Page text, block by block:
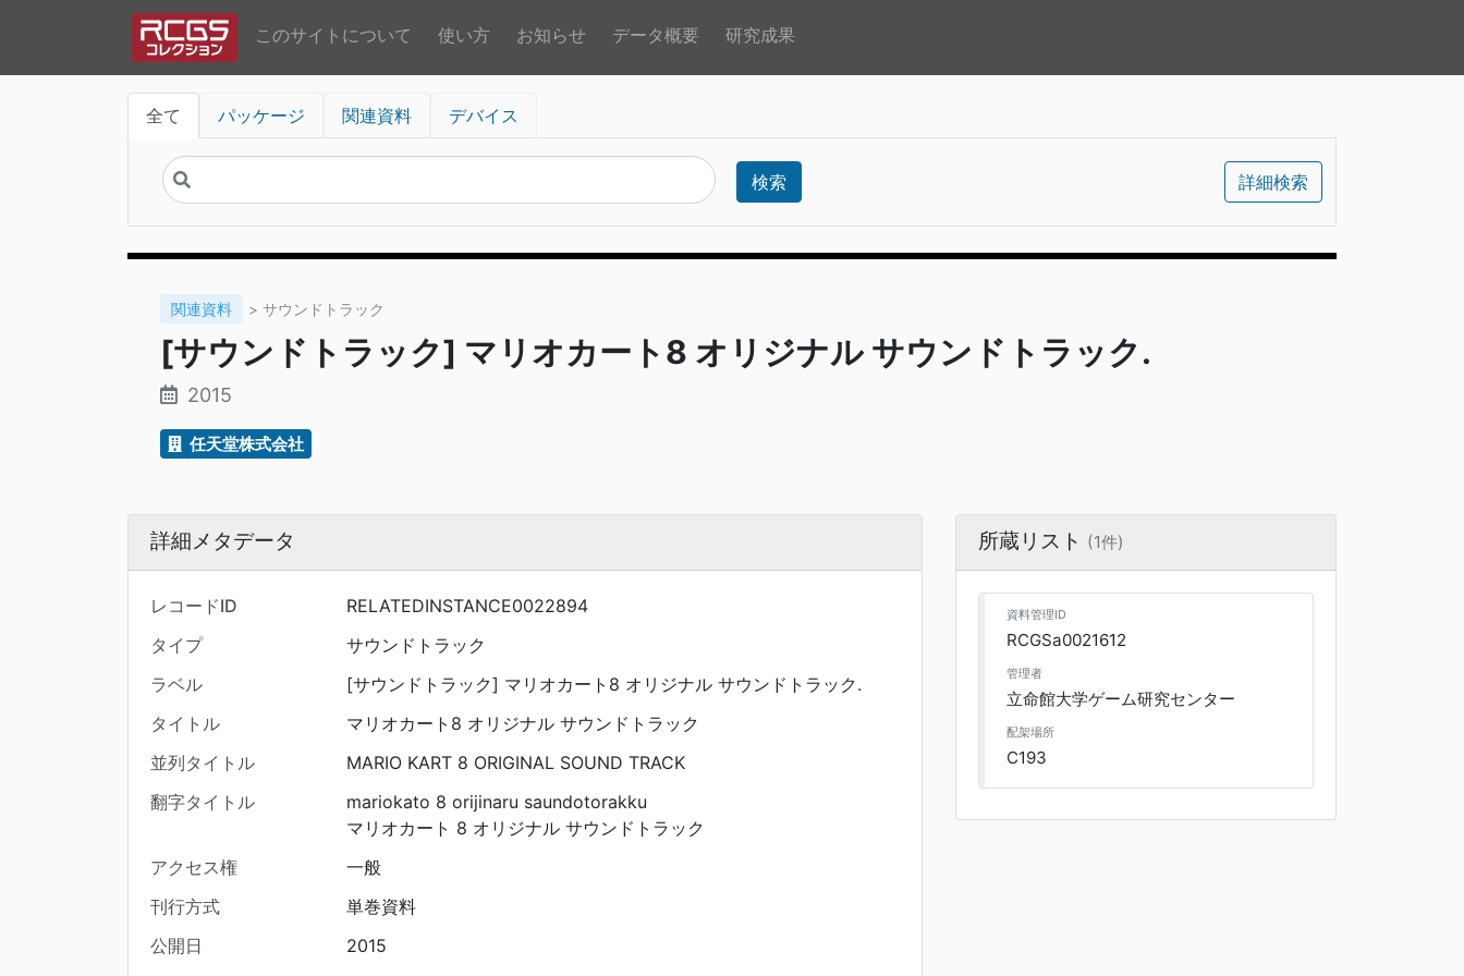
このサイトについて 使い方 お知らせ データ概要 研究成果
全て パッケージ 関連資料 デバイス
検索 詳細検索
関連資料 > サウンドトラック
[サウンドトラック] マリオカート8 オリジナル サウンドトラック.
2015
任天堂株式会社
詳細メタデータ
レコードID
RELATEDINSTANCE0022894
タイプ
サウンドトラック
ラベル
[サウンドトラック] マリオカート8 オリジナル サウンドトラック.
タイトル
マリオカート8 オリジナル サウンドトラック
並列タイトル
MARIO KART 8 ORIGINAL SOUND TRACK
翻字タイトル
mariokato 8 orijinaru saundotorakku
マリオカート 8 オリジナル サウンドトラック
アクセス権
一般
刊行方式
単巻資料
公開日
2015
所蔵リスト (1件)
資料管理ID
RCGSa0021612
管理者
立命館大学ゲーム研究センター
配架場所
C193